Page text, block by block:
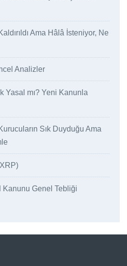
Ama Hâlâ İsteniyor, Ne
Analizler
Yasal mı? Yeni Kanunla
Sık Duyduğu Ama
Kanunu Genel Tebliği